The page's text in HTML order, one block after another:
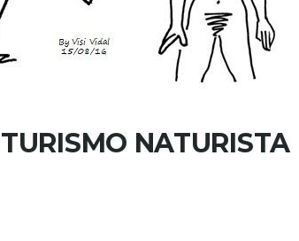
TURISMO NATURISTA